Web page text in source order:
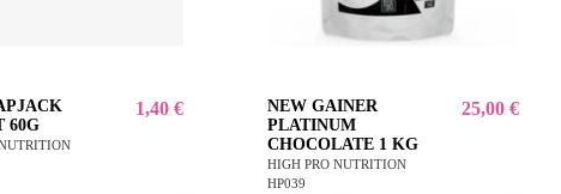
60G
1,40 €
NEW GAINER
PLATINUM
CHOCOLATE 1 KG
HIGH PRO NUTRITION
HP039
25,00 €